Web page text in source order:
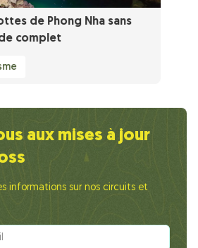
de Phong Nha sans
complet
aux mises à jour
informations sur nos circuits et